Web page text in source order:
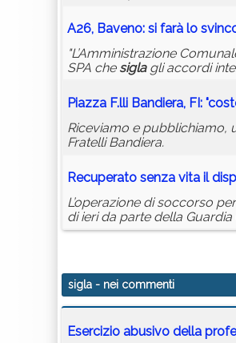
A26, Baveno: si farà lo
"L’Amministrazione
SPA che siglagli accordi
Piazza F.lli Bandiera, FI:
Riceviamo e pubblichiamo,
Fratelli Bandiera.
Recuperato senza vita il
L’operazione di soccorso
di ieri da parte della
sigla - nei commenti
Esercizio abusivo della